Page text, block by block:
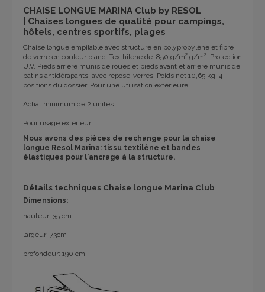
CHAISE LONGUE MARINA Club by RESOL
| Chaises longues de qualité pour campings,
hôtels, centres sportifs, plages
Chaise longue empilable avec structure en polypropylène et fibre
de verre en couleur blanc. Texthilene de 850 g/m² g/m². Protection
U.V. Pieds arrière munis de roues et pieds avant et arrière munis de
patins antidérapants, avec repose-verres. Poids net 10,65 kg. 4
positions du dossier. Pour une utilisation extérieure.
Achat minimum de 2 unités.
Pour usage extérieur.
Nous avons des pièces de rechange pour la chaise
longue Resol Marina: tissu textilène et bandes
élastiques pour l'ancrage à la structure.
Détails techniques Chaise longue Marina Club
Dimensions:
hauteur: 35 cm
largeur: 73cm
profondeur: 190 cm